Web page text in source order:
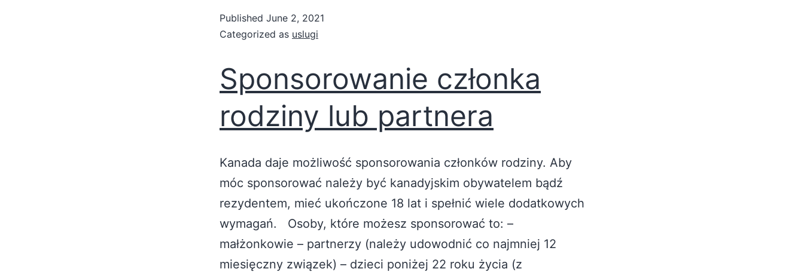
Published June 2, 2021
Categorized as uslugi
Sponsorowanie członka
rodziny lub partnera
Kanada daje możliwość sponsorowania członków rodziny. Aby
móc sponsorować należy być kanadyjskim obywatelem bądź
rezydentem, mieć ukończone 18 lat i spełnić wiele dodatkowych
wymagań. Osoby, które możesz sponsorować to: –
małżonkowie – partnerzy (należy udowodnić co najmniej 12
miesięczny związek) – dzieci poniżej 22 roku życia (z